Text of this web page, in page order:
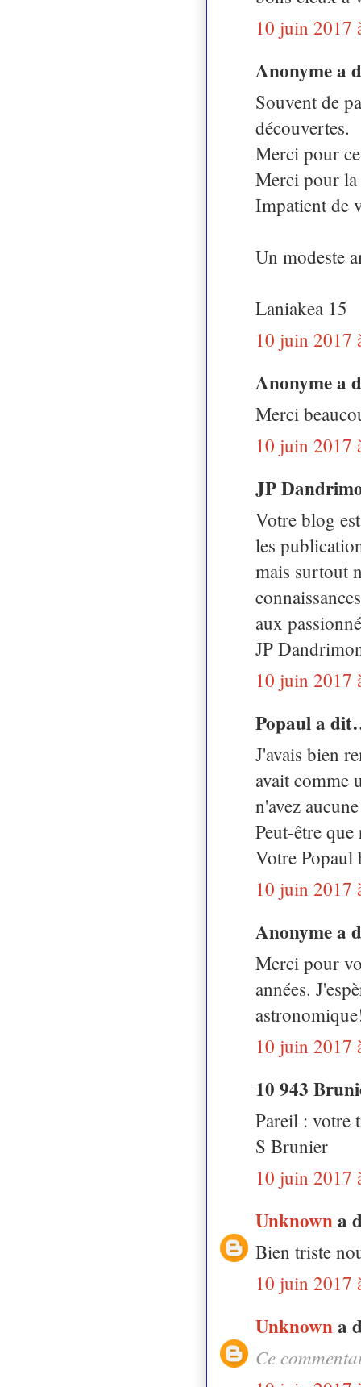
10 juin 2017
Anonyme a
Souvent de
découvertes.
Merci pour
Merci pour
Impatient de
Un modeste
Laniakea 15
10 juin 2017
Anonyme a
Merci
10 juin 2017
JP
Votre blog
les
mais surtout
aux
JP
10 juin 2017
Popaul a
J'avais bien
avait comme
n'avez
Peut-être
Votre Popaul
10 juin 2017
Anonyme a
Merci pour
années.
10 juin 2017
10 943
Pareil : votre
S Brunier
10 juin 2017
Unknowna
Bien triste
10 juin 2017
Unknowna
Ce